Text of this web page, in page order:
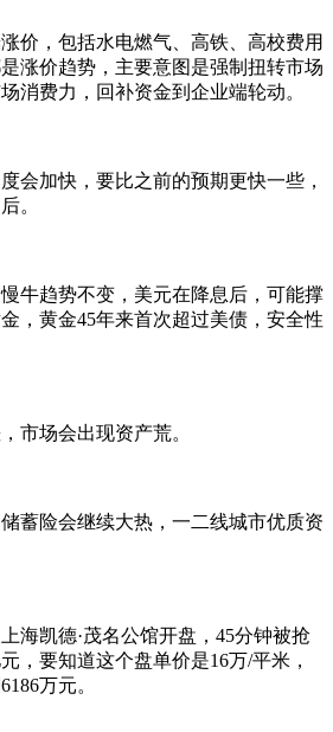
价，包括水电燃气、高铁、高校费用
涨价趋势，主要意图是强制扭转市场
消费力，回补资金到企业端轮动。
会加快，要比之前的预期更快一些，
。
牛趋势不变，美元在降息后，可能撑
，黄金45年来首次超过美债，安全性
市场会出现资产荒。
蓄险会继续大热，一二线城市优质资
海凯德·茂名公馆开盘，45分钟被抢
，要知道这个盘单价是16万/平米，
万元。